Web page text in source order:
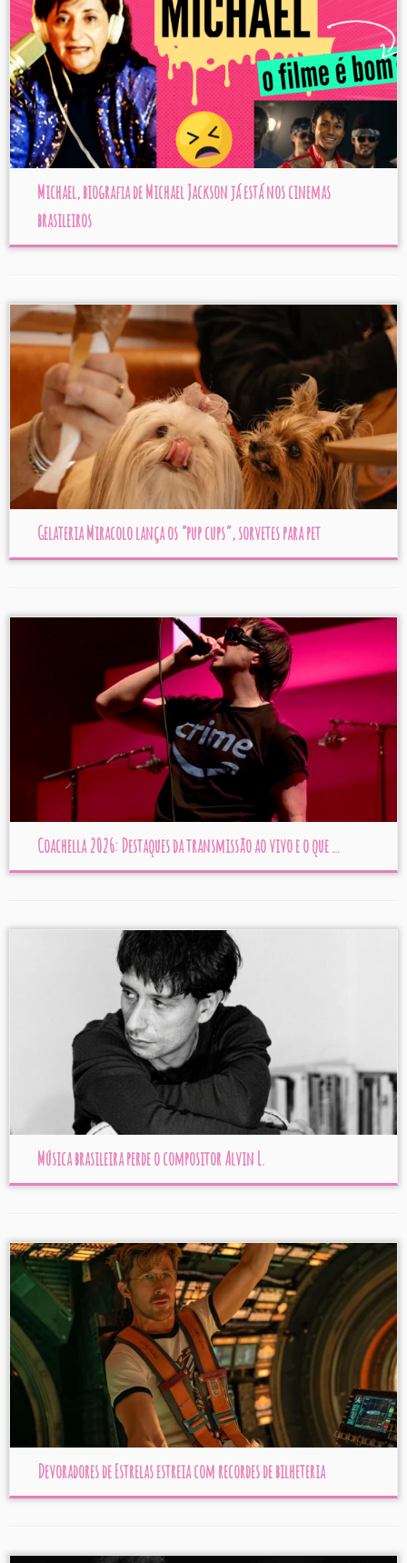
Michael, biografia de Michael Jackson já está nos cinemas
brasileiros
Gelateria Miracolo lança os “pup cups”, sorvetes para pet
Coachella 2026: Destaques da transmissão ao vivo e o que ...
Música brasileira perde o compositor Alvin L.
Devoradores de Estrelas estreia com recordes de bilheteria